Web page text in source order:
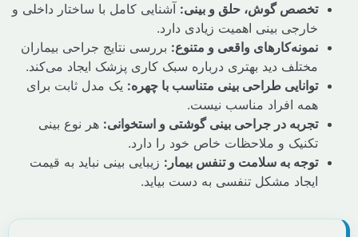
تخصص گوش، حلق و بینی: آشنایی کامل با ساختار داخلی و
خارجی بینی اهمیت زیادی دارد.
نمونه‌کارهای واقعی و متنوع: بررسی نتایج جراحی بیماران
مختلف دید بهتری درباره سبک کاری پزشک ایجاد می‌کند.
توانایی طراحی بینی متناسب با چهره:یک مدل ثابت برای
همه افراد مناسب نیست.
تجربه در جراحی بینی گوشتی و استخوانی:هر نوع بینی
تکنیک و ملاحظات خاص خود را دارد.
توجه به سلامت و تنفس بیمار: زیبایی بینی نباید به قیمت
ایجاد مشکل تنفسی به دست بیاید.